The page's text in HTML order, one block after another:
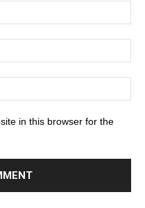
in this browser for the